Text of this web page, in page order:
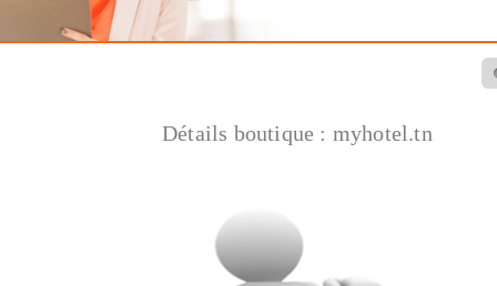
Détails boutique : myhotel.tn